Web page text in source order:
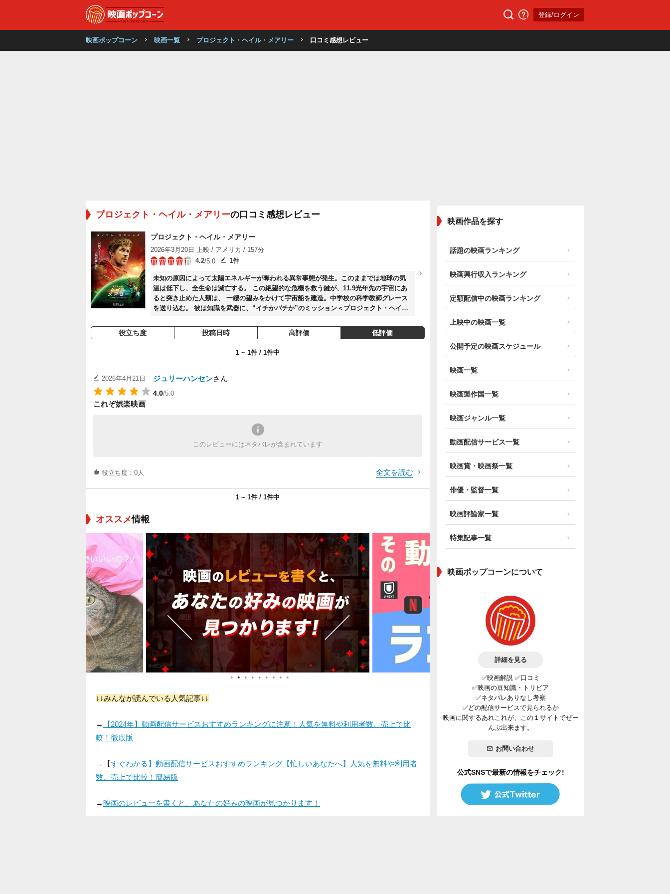
登録/ログイン
映画ポップコーン 映画一覧 プロジェクト・ヘイル・メアリー 口コミ感想レビュー
プロジェクト・ヘイル・メアリーの口コミ感想レビュー
プロジェクト・ヘイル・メアリー
2026年3月20日 上映 / アメリカ / 157分
4.2/5.0 1件
未知の原因によって太陽エネルギーが奪われる異常事態が発生。このままでは地球の気
温は低下し、全生命は滅亡する。 この絶望的な危機を救う鍵が、11.9光年先の宇宙にあ
ると突き止めた人類は、 一縷の望みをかけて宇宙船を建造。中学校の科学教師グレース
を送り込む。 彼は知識を武器に、“イチかバチか”のミッション＜プロジェクト・ヘイ
が出会ったのは、同じく母星を救うためにひとり奮闘する異星人ロッキーだった。 姿
形、言葉も違う二人が、科学を共通言語に挑む、宇宙最大の難題。 やがて育まれる種族
を超えた友情の先で、二人が辿り着いた答えとは ――。
役立ち度 投稿日時 高評価 低評価
1 ~ 1件 / 1件中
2026年4月21日 ジュリーハンセンさん
4.0/5.0
これぞ娯楽映画
このレビューにはネタバレが含まれています
役立ち度：0人 全文を読む
1 ~ 1件 / 1件中
オススメ情報
● ● ● ● ● ● ● ● ●
↓↓みんなが読んでいる人気記事↓↓
→
【2024年】動画配信サービスおすすめランキングに注意！人気を無料や利用者数、売上で比
較！徹底版
→【すぐわかる】動画配信サービスおすすめランキング【忙しいあなたへ】人気を無料や利用者
数、売上で比較！簡易版
→映画のレビューを書くと、あなたの好みの映画が見つかります！
映画作品を探す
話題の映画ランキング
映画興行収入ランキング
定額配信中の映画ランキング
上映中の映画一覧
公開予定の映画スケジュール
映画一覧
映画製作国一覧
映画ジャンル一覧
動画配信サービス一覧
映画賞・映画祭一覧
俳優・監督一覧
映画評論家一覧
特集記事一覧
映画ポップコーンについて
詳細を見る
✅映画解説 ✅口コミ
✅映画の豆知識・トリビア
✅ネタバレありなし考察
✅どの配信サービスで見られるか
映画に関するあれこれが、この１サイトでぜー
んぶ出来ます。
お問い合わせ
公式SNSで最新の情報をチェック!